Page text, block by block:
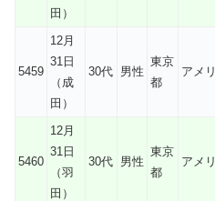
田）
5459
12月
31日
（成
田）
30代 男性
東京
都
アメ
5460
12月
31日
（羽
田）
30代 男性
東京
都
アメ